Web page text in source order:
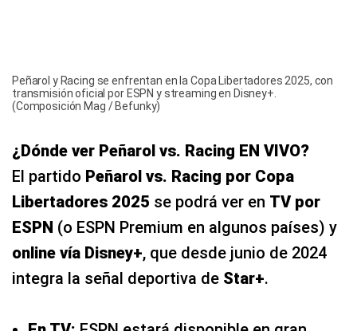
Libertadores 2025se podrá ver enTV por
ESPN(o ESPN Premium en algunos países) y
online vía Disney+
, que desde junio de 2024
integra la señal deportiva de
Star+.
En TV: ESPN estará disponible en gran
parte de Sudamérica, con variaciones
según la región.
En streaming: Disney+ transmitirá el